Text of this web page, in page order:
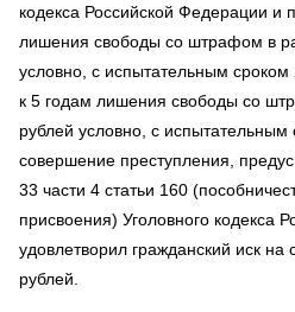
кодекса Российской Федерации и
лишения свободы со штрафом в
условно, с испытательным сроком
к 5 годам лишения свободы со
рублей условно, с
совершение преступления,
33 части 4 статьи 160
присвоения) Уголовного кодекса
удовлетворил гражданский иск
рублей.